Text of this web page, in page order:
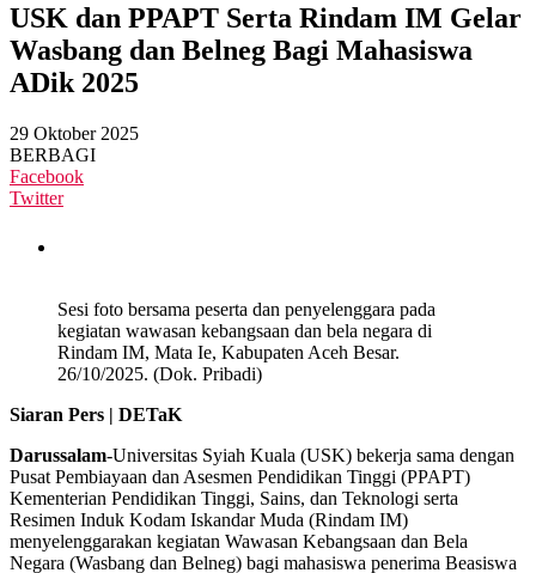
USK dan PPAPT Serta Rindam IM Gelar
Wasbang dan Belneg Bagi Mahasiswa
ADik 2025
29 Oktober 2025
BERBAGI
Facebook
Twitter
Sesi foto bersama peserta dan penyelenggara pada
kegiatan wawasan kebangsaan dan bela negara di
Rindam IM, Mata Ie, Kabupaten Aceh Besar.
26/10/2025. (Dok. Pribadi)
Siaran Pers | DETaK
Darussalam-Universitas Syiah Kuala (USK) bekerja sama dengan
Pusat Pembiayaan dan Asesmen Pendidikan Tinggi (PPAPT)
Kementerian Pendidikan Tinggi, Sains, dan Teknologi serta
Resimen Induk Kodam Iskandar Muda (Rindam IM)
menyelenggarakan kegiatan Wawasan Kebangsaan dan Bela
Negara (Wasbang dan Belneg) bagi mahasiswa penerima Beasiswa